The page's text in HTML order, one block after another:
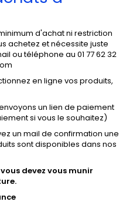
d'achat ni restriction
achetez et nécessite juste
ou téléphone au 01 77 62 32
en ligne vos produits,
un lien de paiement
si vous le souhaitez)
de confirmation une
sont disponibles dans nos
devez vous munir